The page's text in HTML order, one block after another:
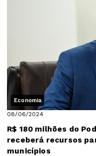
Economia
08/06/2024
R$ 180 milhões do
receberá recursos
municípios